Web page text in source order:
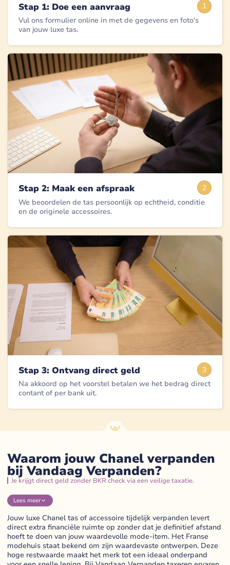
1
Stap 1: Doe een aanvraag
Vul ons formulier online in met de gegevens en foto's
van jouw luxe tas.
2
Stap 2: Maak een afspraak
We beoordelen de tas persoonlijk op echtheid, conditie
en de originele accessoires.
3
Stap 3: Ontvang direct geld
Na akkoord op het voorstel betalen we het bedrag direct
contant of per bank uit.
Waarom jouw Chanel verpanden
bij Vandaag Verpanden?
Je krijgt direct geld zonder BKR check via een veilige taxatie.
Lees meer
Jouw luxe Chanel tas of accessoire tijdelijk verpanden levert
direct extra financiële ruimte op zonder dat je definitief afstand
hoeft te doen van jouw waardevolle mode-item. Het Franse
modehuis staat bekend om zijn waardevaste ontwerpen. Deze
hoge restwaarde maakt het merk tot een ideaal onderpand